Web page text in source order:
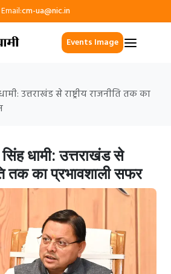
Email:cm-ua@nic.in
Events Image
उत्तराखंड से राष्ट्रीय राजनीति तक का
धामी: उत्तराखंड से
तक का प्रभावशाली सफर